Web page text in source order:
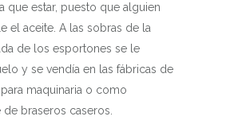
que estar, puesto que alguien
el aceite. A las sobras de la
de los esportones se le
y se vendía en las fábricas de
maquinaria o como
braseros caseros.